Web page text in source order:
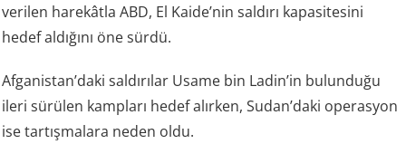
verilen harekâtla ABD, El Kaide’nin saldırı kapasitesini
hedef aldığını öne sürdü.
Afganistan’daki saldırılar Usame bin Ladin’in bulunduğu
ileri sürülen kampları hedef alırken, Sudan’daki operasyon
ise tartışmalara neden oldu.